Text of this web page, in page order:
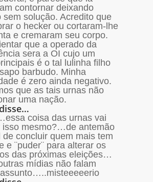
contornar deixando
sem solução. Acredito que
o hecker ou cortaram-lhe
e cremaram seu corpo.
que a operado da
sera a OI cujo um
é o tal lulinha filho
barbudo. Minha
é zero ainda negativo.
que as tais urnas não
uma nação.
coisa das urnas vai
isso mesmo?…de antemão
de concluir quem mais tem
e ¨puder¨ para alterar os
das próximas eleições…
mídias não falam